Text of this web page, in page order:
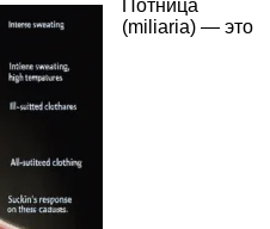
Потница
(miliaria) — это